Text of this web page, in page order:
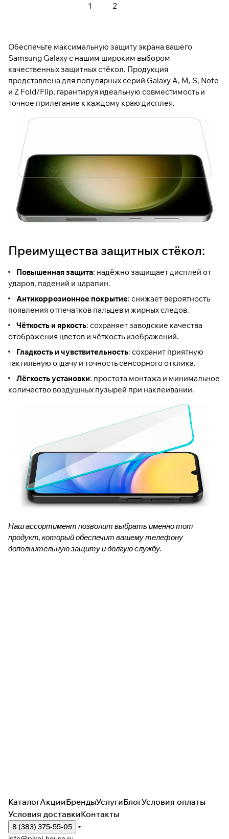
1 2
Обеспечьте максимальную защиту экрана вашего
Samsung Galaxy с нашим широким выбором
качественных защитных стёкол. Продукция
представлена для популярных серий Galaxy A, M, S, Note
и Z Fold/Flip, гарантируя идеальную совместимость и
точное прилегание к каждому краю дисплея.
Преимущества защитных стёкол:
Повышенная защита: надёжно защищает дисплей от
ударов, падений и царапин.
Антикоррозионное покрытие: снижает вероятность
появления отпечатков пальцев и жирных следов.
Чёткость и яркость: сохраняет заводские качества
отображения цветов и чёткость изображений.
Гладкость и чувствительность: сохранит приятную
тактильную отдачу и точность сенсорного отклика.
Лёгкость установки: простота монтажа и минимальное
количество воздушных пузырей при наклеивании.
Наш ассортимент позволит выбрать именно тот
продукт, который обеспечит вашему телефону
дополнительную защиту и долгую службу.
КаталогАкцииБрендыУслугиБлогУсловия оплаты
Условия доставкиКонтакты
8 (383) 375-55-05